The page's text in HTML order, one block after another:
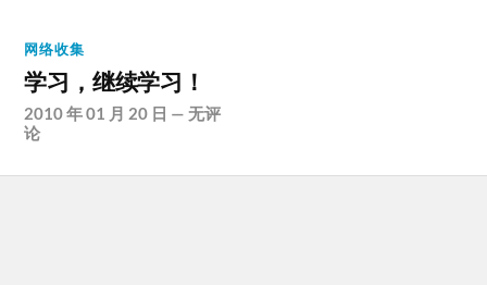
网络收集
学习，继续学习！
2010 年 01 月 20 日 —无评
论